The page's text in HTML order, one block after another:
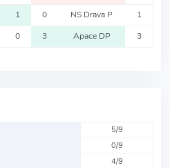
1 0 NS Drava P 1
0 3 Apace DP 3
5/9
0/9
4/9